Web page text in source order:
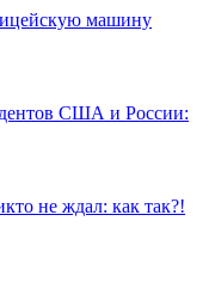
машину
США и России:
не ждал: как так?!